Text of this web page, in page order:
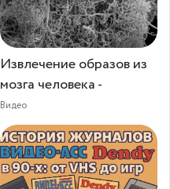
Извлечение образов из
мозга человека -
Видео